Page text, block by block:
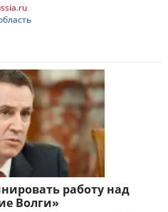
работу над
Волги»